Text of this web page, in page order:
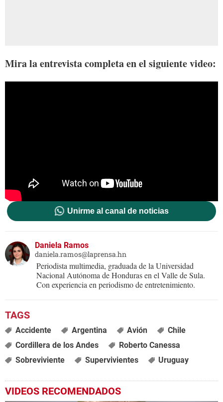
Mira la entrevista completa en el siguiente video:
Unirme al canal de noticias
Daniela Ramos
daniela.ramos@laprensa.hn
Periodista multimedia, graduada de la Universidad
Nacional Autónoma de Honduras en el Valle de Sula.
Con experiencia en periodismo de entretenimiento.
Accidente Argentina Avión
Chile
Cordillera de los Andes
Roberto Canessa
Sobreviviente
Supervivientes Uruguay
VIDEOS RECOMENDADOS